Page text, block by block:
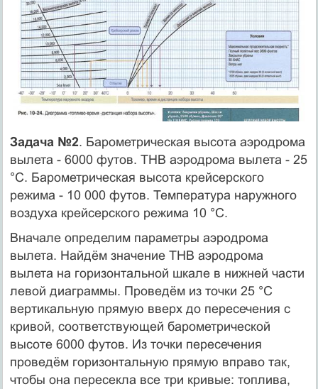
Задача №2. Барометрическая высота аэродрома
вылета - 6000 футов. ТНВ аэродрома вылета - 25
°С. Барометрическая высота крейсерского
режима - 10 000 футов. Температура наружного
воздуха крейсерского режима 10 °С.
Вначале определим параметры аэродрома
вылета. Найдём значение ТНВ аэродрома
вылета на горизонтальной шкале в нижней части
левой диаграммы. Проведём из точки 25 °С
вертикальную прямую вверх до пересечения с
кривой, соответствующей барометрической
высоте 6000 футов. Из точки пересечения
проведём горизонтальную прямую вправо так,
чтобы она пересекла все три кривые: топлива,